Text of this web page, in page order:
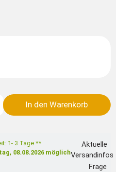
In den Warenkorb
1- 3 Tage **
08.08.2026 möglich
Aktuelle
Versandinfos
Frage